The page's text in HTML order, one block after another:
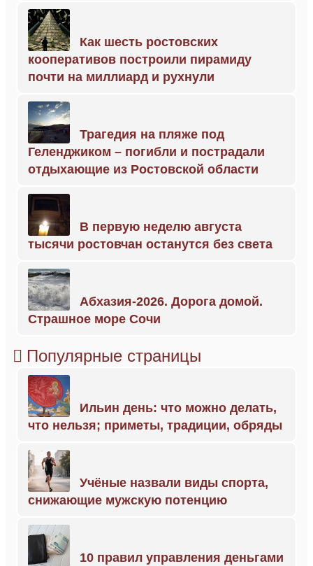
Как шесть ростовских
кооперативов построили пирамиду
почти на миллиард и рухнули
Трагедия на пляже под
Геленджиком – погибли и пострадали
отдыхающие из Ростовской области
В первую неделю августа
тысячи ростовчан останутся без света
Абхазия-2026. Дорога домой.
Страшное море Сочи
Популярные страницы
Ильин день: что можно делать,
что нельзя; приметы, традиции, обряды
Учёные назвали виды спорта,
снижающие мужскую потенцию
10 правил управления деньгами